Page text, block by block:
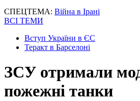
СПЕЦТЕМА: Війна в Ірані
ВСІ ТЕМИ
Вступ України в ЄС
Теракт в Барселоні
ЗСУ отримали
пожежні танки